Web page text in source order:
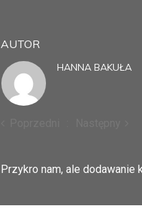
AUTOR
HANNA BAKUŁA
Przykro nam, ale